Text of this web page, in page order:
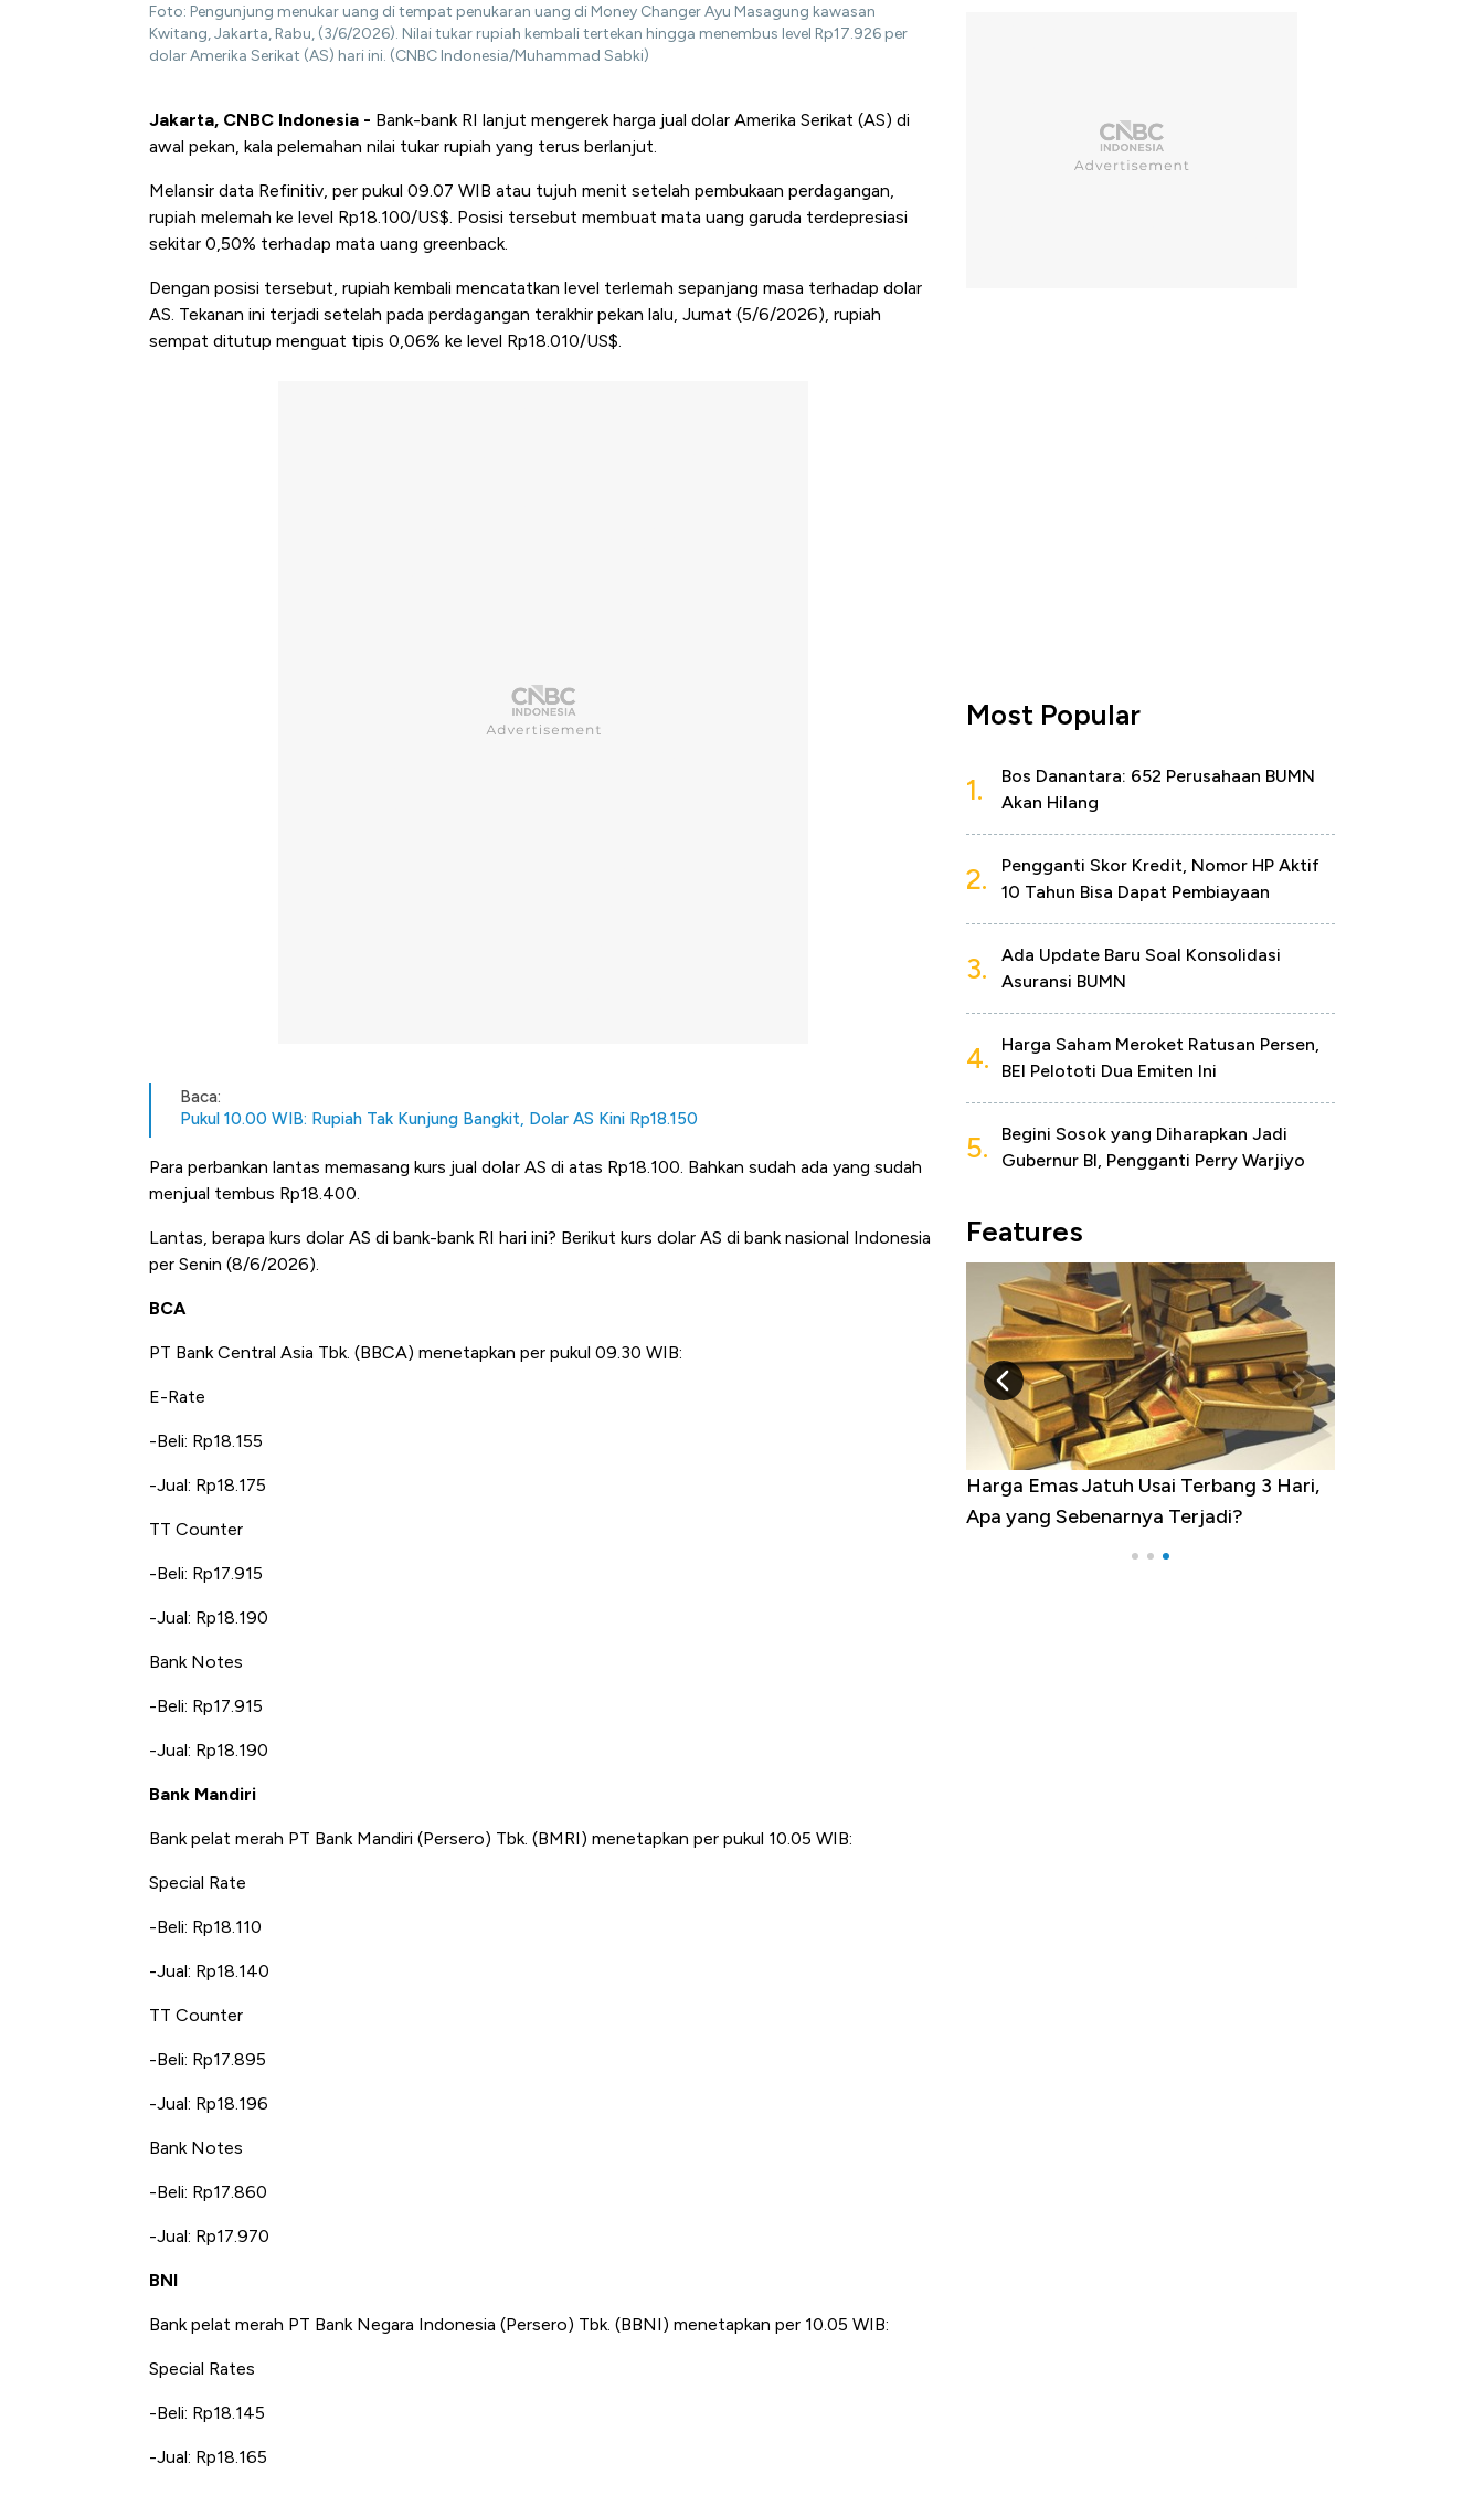
Foto: Pengunjung menukar uang di tempat penukaran uang di Money Changer Ayu Masagung kawasan
Kwitang, Jakarta, Rabu, (3/6/2026). Nilai tukar rupiah kembali tertekan hingga menembus level Rp17.926 per
dolar Amerika Serikat (AS) hari ini. (CNBC Indonesia/Muhammad Sabki)
Jakarta, CNBC Indonesia - Bank-bank RI lanjut mengerek harga jual dolar Amerika Serikat (AS) di
awal pekan, kala pelemahan nilai tukar rupiah yang terus berlanjut.
Melansir data Refinitiv, per pukul 09.07 WIB atau tujuh menit setelah pembukaan perdagangan,
rupiah melemah ke level Rp18.100/US$. Posisi tersebut membuat mata uang garuda terdepresiasi
sekitar 0,50% terhadap mata uang greenback.
Dengan posisi tersebut, rupiah kembali mencatatkan level terlemah sepanjang masa terhadap dolar
AS. Tekanan ini terjadi setelah pada perdagangan terakhir pekan lalu, Jumat (5/6/2026), rupiah
sempat ditutup menguat tipis 0,06% ke level Rp18.010/US$.
Baca:
Pukul 10.00 WIB: Rupiah Tak Kunjung Bangkit, Dolar AS Kini Rp18.150
Para perbankan lantas memasang kurs jual dolar AS di atas Rp18.100. Bahkan sudah ada yang sudah
menjual tembus Rp18.400.
Lantas, berapa kurs dolar AS di bank-bank RI hari ini? Berikut kurs dolar AS di bank nasional Indonesia
per Senin (8/6/2026).
BCA
PT Bank Central Asia Tbk. (BBCA) menetapkan per pukul 09.30 WIB:
E-Rate
-Beli: Rp18.155
-Jual: Rp18.175
TT Counter
-Beli: Rp17.915
-Jual: Rp18.190
Bank Notes
-Beli: Rp17.915
-Jual: Rp18.190
Bank Mandiri
Bank pelat merah PT Bank Mandiri (Persero) Tbk. (BMRI) menetapkan per pukul 10.05 WIB:
Special Rate
-Beli: Rp18.110
-Jual: Rp18.140
TT Counter
-Beli: Rp17.895
-Jual: Rp18.196
Bank Notes
-Beli: Rp17.860
-Jual: Rp17.970
BNI
Bank pelat merah PT Bank Negara Indonesia (Persero) Tbk. (BBNI) menetapkan per 10.05 WIB:
Special Rates
-Beli: Rp18.145
-Jual: Rp18.165
Most Popular
1.
Bos Danantara: 652 Perusahaan BUMN
Akan Hilang
2.
Pengganti Skor Kredit, Nomor HP Aktif
10 Tahun Bisa Dapat Pembiayaan
3.
Ada Update Baru Soal Konsolidasi
Asuransi BUMN
4.
Harga Saham Meroket Ratusan Persen,
BEI Pelototi Dua Emiten Ini
5.
Begini Sosok yang Diharapkan Jadi
Gubernur BI, Pengganti Perry Warjiyo
Features
Ini Kekuatan Uang Embraer Kuasai
Harga Emas Jatuh Usai Terbang 3 Hari,
Apa yang Sebenarnya Terjadi?